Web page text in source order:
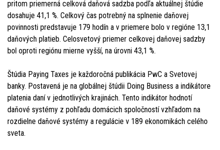
pritom priemerná celková daňová sadzba podľa aktuálnej štúdie
dosahuje 41,1 %. Celkový čas potrebný na splnenie daňovej
povinnosti predstavuje 179 hodín a v priemere bolo v regióne 13,1
daňových platieb. Celosvetový priemer celkovej daňovej sadzby
bol oproti regiónu mierne vyšší, na úrovni 43,1 %.
Štúdia Paying Taxes je každoročná publikácia PwC a Svetovej
banky. Postavená je na globálnej štúdii Doing Business a indikátore
platenia daní v jednotlivých krajinách. Tento indikátor hodnotí
daňové systémy z pohľadu domácich spoločností vzhľadom na
rozdielne daňové systémy a regulácie v 189 ekonomikách celého
sveta.